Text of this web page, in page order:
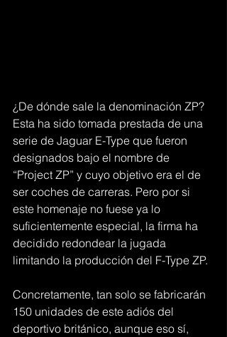
¿De dónde sale la denominación ZP?
Esta ha sido tomada prestada de una
serie de Jaguar E-Type que fueron
designados bajo el nombre de
“Project ZP” y cuyo objetivo era el de
ser coches de carreras. Pero por si
este homenaje no fuese ya lo
suficientemente especial, la firma ha
decidido redondear la jugada
limitando la producción del F-Type ZP.
Concretamente, tan solo se fabricarán
150 unidades de este adiós del
deportivo británico, aunque eso sí,